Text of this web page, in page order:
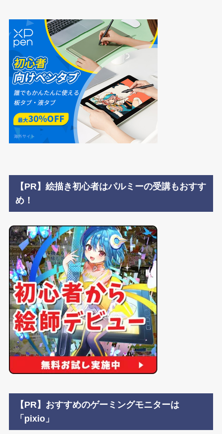
【PR】絵描き初心者はパルミーの受講もおすす
め！
【PR】おすすめのゲーミングモニターは
「pixio」